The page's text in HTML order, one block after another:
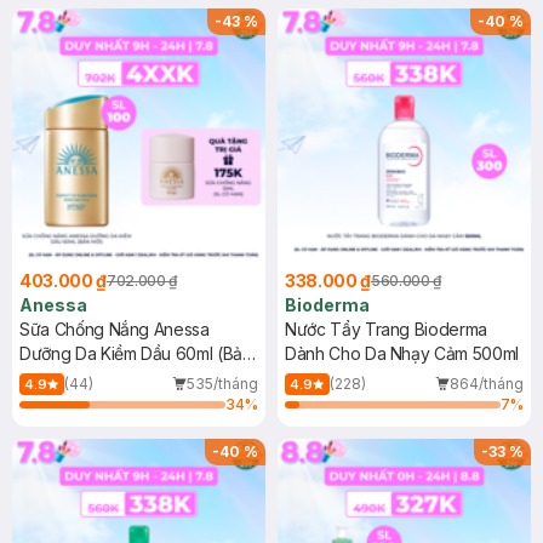
SPF 50+ 20ml (SL Có Hạn)
(SL có hạn)
-43%
403.000 ₫702.000 ₫
Anessa
Sữa Chống Nắng Anessa
Dưỡng Da Kiềm Dầu 60ml (Bản
Mới)
4.9 (44)
535/tháng
34%
-40%
338.000 ₫560.000 ₫
Bioderma
Nước Tẩy Trang Bioderma
Dành Cho Da Nhạy Cảm 500ml
4.9 (228)
864/tháng
7%
-40% -33%